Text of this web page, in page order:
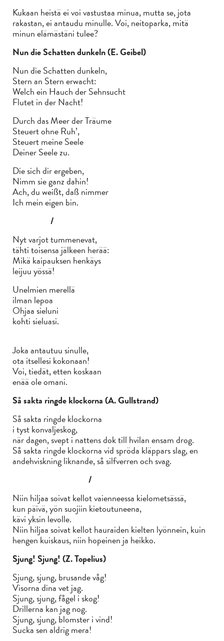
Kukaan heistä ei voi vastustaa minua, mutta se, jota
rakastan, ei antaudu minulle. Voi, neitoparka, mitä
minun elämästäni tulee?
Nun die Schatten dunkeln (E. Geibel)
Nun die Schatten dunkeln,
Stern an Stern erwacht:
Welch ein Hauch der Sehnsucht
Flutet in der Nacht!
Durch das Meer der Träume
Steuert ohne Ruh’,
Steuert meine Seele
Deiner Seele zu.
Die sich dir ergeben,
Nimm sie ganz dahin!
Ach, du weißt, daß nimmer
Ich mein eigen bin.
/
Nyt varjot tummenevat,
tähti toisensa jälkeen herää:
Mikä kaipauksen henkäys
leijuu yössä!
Unelmien merellä
ilman lepoa
Ohjaa sieluni
kohti sieluasi.
Joka antautuu sinulle,
ota itsellesi kokonaan!
Voi, tiedät, etten koskaan
enää ole omani.
Så sakta ringde klockorna (A. Gullstrand)
Så sakta ringde klockorna
i tyst konvaljeskog,
när dagen, svept i nattens dok till hvilan ensam drog.
Så sakta ringde klockorna vid spröda kläppars slag, en
andehviskning liknande, så silfverren och svag.
/
Niin hiljaa soivat kellot vaienneessa kielometsässä,
kun päivä, yön suojiin kietoutuneena,
kävi yksin levolle.
Niin hiljaa soivat kellot hauraiden kielten lyönnein, kuin
hengen kuiskaus, niin hopeinen ja heikko.
Sjung! Sjung!(Z. Topelius)
Sjung, sjung, brusande våg!
Visorna dina vet jag.
Sjung, sjung, fågel i skog!
Drillerna kan jag nog.
Sjung, sjung, blomster i vind!
Sucka sen aldrig mera!